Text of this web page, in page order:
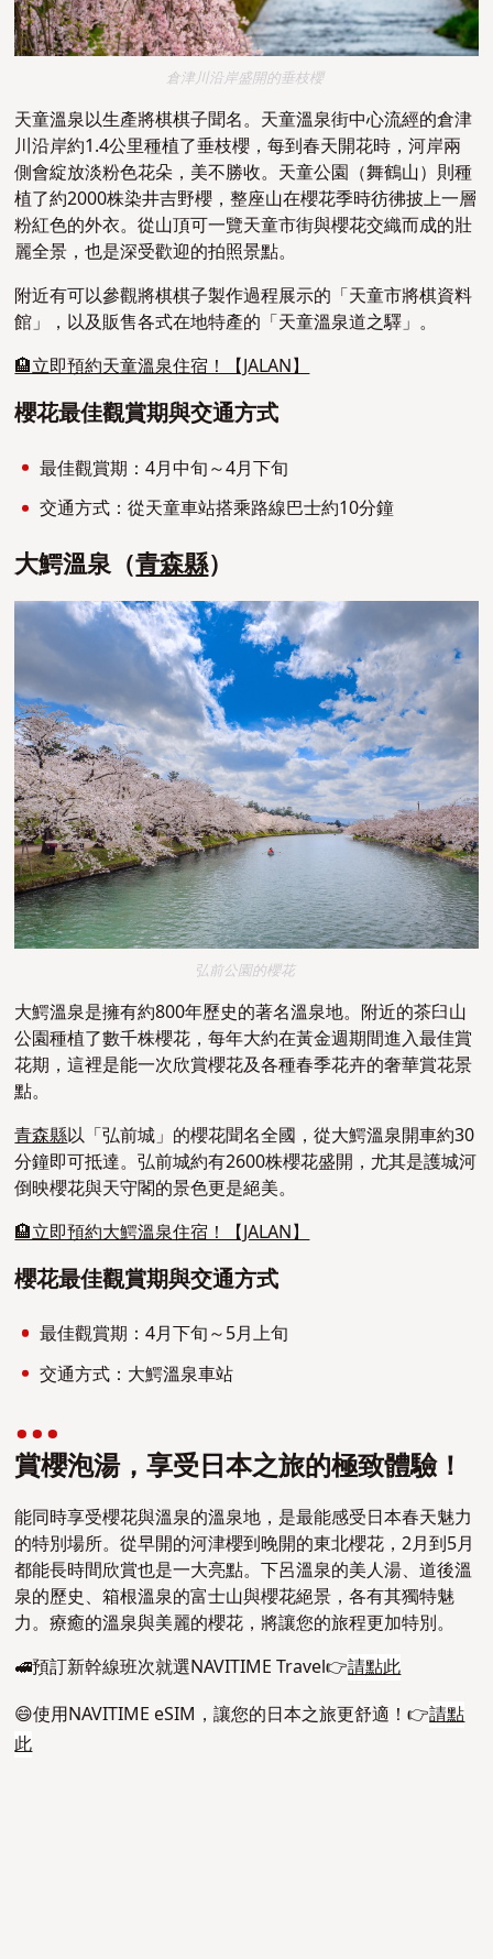
倉津川沿岸盛開的垂枝櫻
天童溫泉以生產將棋棋子聞名。天童溫泉街中心流經的倉津
川沿岸約1.4公里種植了垂枝櫻，每到春天開花時，河岸兩
側會綻放淡粉色花朵，美不勝收。天童公園（舞鶴山）則種
植了約2000株染井吉野櫻，整座山在櫻花季時彷彿披上一層
粉紅色的外衣。從山頂可一覽天童市街與櫻花交織而成的壯
麗全景，也是深受歡迎的拍照景點。
附近有可以參觀將棋棋子製作過程展示的「天童市將棋資料
館」，以及販售各式在地特產的「天童溫泉道之驛」。
🏨立即預約天童溫泉住宿！【JALAN】
櫻花最佳觀賞期與交通方式
最佳觀賞期：4月中旬～4月下旬
交通方式：從天童車站搭乘路線巴士約10分鐘
大鰐溫泉（青森縣）
弘前公園的櫻花
大鰐溫泉是擁有約800年歷史的著名溫泉地。附近的茶臼山
公園種植了數千株櫻花，每年大約在黃金週期間進入最佳賞
花期，這裡是能一次欣賞櫻花及各種春季花卉的奢華賞花景
點。
青森縣以「弘前城」的櫻花聞名全國，從大鰐溫泉開車約30
分鐘即可抵達。弘前城約有2600株櫻花盛開，尤其是護城河
倒映櫻花與天守閣的景色更是絕美。
🏨立即預約大鰐溫泉住宿！【JALAN】
櫻花最佳觀賞期與交通方式
最佳觀賞期：4月下旬～5月上旬
交通方式：大鰐溫泉車站
賞櫻泡湯，享受日本之旅的極致體驗！
能同時享受櫻花與溫泉的溫泉地，是最能感受日本春天魅力
的特別場所。從早開的河津櫻到晚開的東北櫻花，2月到5月
都能長時間欣賞也是一大亮點。下呂溫泉的美人湯、道後溫
泉的歷史、箱根溫泉的富士山與櫻花絕景，各有其獨特魅
力。療癒的溫泉與美麗的櫻花，將讓您的旅程更加特別。
🚅預訂新幹線班次就選NAVITIME Travel👉請點此
😄使用NAVITIME eSIM，讓您的日本之旅更舒適！👉請點
此